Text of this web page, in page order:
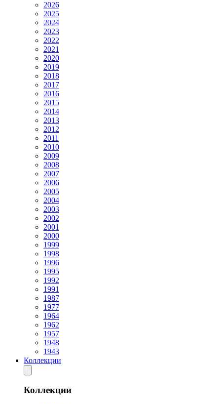
2026
2025
2024
2023
2022
2021
2020
2019
2018
2017
2016
2015
2014
2013
2012
2011
2010
2009
2008
2007
2006
2005
2004
2003
2002
2001
2000
1999
1998
1996
1995
1992
1991
1987
1977
1964
1962
1957
1948
1943
Коллекции
Коллекции